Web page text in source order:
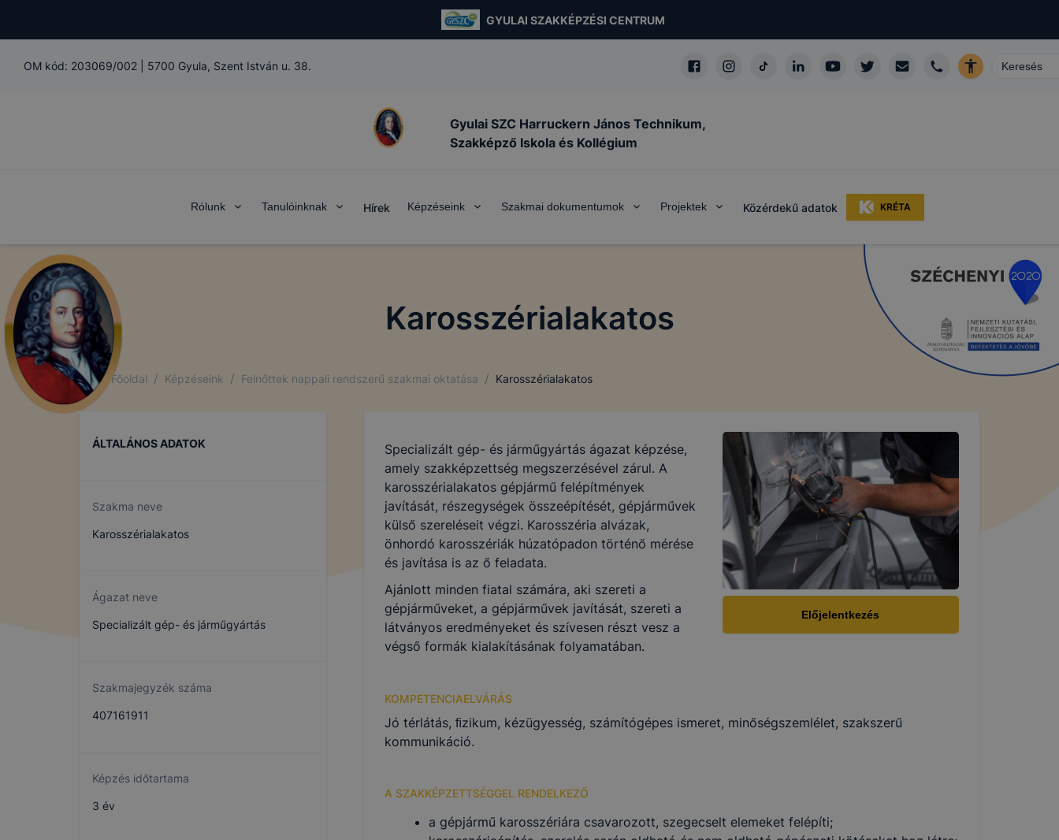
GYULAI SZAKKÉPZÉSI CENTRUM
OM kód: 203069/002 5700 Gyula, Szent István u. 38.
Gyulai SZC Harruckern János Technikum,
Szakképző Iskola és Kollégium
Rólunk Tanulóinknak Hírek Képzéseink Szakmai dokumentumok Projektek Közérdekű adatok KRÉTA
Karosszérialakatos
Főoldal / Képzéseink / Felnőttek nappali rendszerű szakmai oktatása / Karosszérialakatos
ÁLTALÁNOS ADATOK
Szakma neve
Karosszérialakatos
Ágazat neve
Specializált gép- és járműgyártás
Szakmajegyzék száma
407161911
Képzés időtartama
3 év
Előjelentkezés
Specializált gép- és járműgyártás ágazat képzése,
amely szakképzettség megszerzésével zárul. A
karosszérialakatos gépjármű felépítmények
javítását, részegységek összeépítését, gépjárművek
külső szereléseit végzi. Karosszéria alvázak,
önhordó karosszériák húzatópadon történő mérése
és javítása is az ő feladata.
Ajánlott minden fiatal számára, aki szereti a
gépjárműveket, a gépjárművek javítását, szereti a
látványos eredményeket és szívesen részt vesz a
végső formák kialakításának folyamatában.
KOMPETENCIAELVÁRÁS
Jó térlátás, ﬁzikum, kézügyesség, számítógépes ismeret, minőségszemlélet, szakszerű
kommunikáció.
A SZAKKÉPZETTSÉGGEL RENDELKEZŐ
a gépjármű karosszériára csavarozott, szegecselt elemeket felépíti;